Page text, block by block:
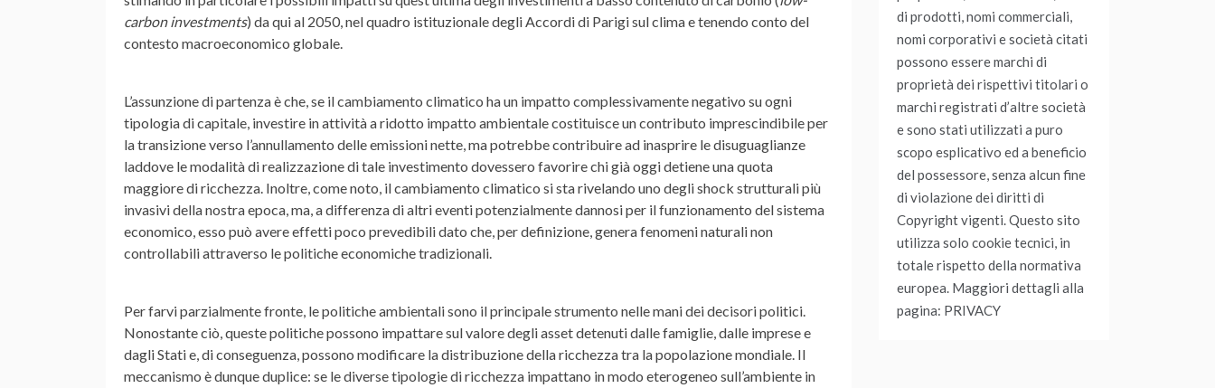
carbon investments) da qui al 2050, nel quadro istituzionale degli Accordi di Parigi sul clima e tenendo conto del
contesto macroeconomico globale.
L’assunzione di partenza è che, se il cambiamento climatico ha un impatto complessivamente negativo su ogni
tipologia di capitale, investire in attività a ridotto impatto ambientale costituisce un contributo imprescindibile per
la transizione verso l’annullamento delle emissioni nette, ma potrebbe contribuire ad inasprire le disuguaglianze
laddove le modalità di realizzazione di tale investimento dovessero favorire chi già oggi detiene una quota
maggiore di ricchezza. Inoltre, come noto, il cambiamento climatico si sta rivelando uno degli shock strutturali più
invasivi della nostra epoca, ma, a differenza di altri eventi potenzialmente dannosi per il funzionamento del sistema
economico, esso può avere effetti poco prevedibili dato che, per definizione, genera fenomeni naturali non
controllabili attraverso le politiche economiche tradizionali.
Per farvi parzialmente fronte, le politiche ambientali sono il principale strumento nelle mani dei decisori politici.
Nonostante ciò, queste politiche possono impattare sul valore degli asset detenuti dalle famiglie, dalle imprese e
dagli Stati e, di conseguenza, possono modificare la distribuzione della ricchezza tra la popolazione mondiale. Il
meccanismo è dunque duplice: se le diverse tipologie di ricchezza impattano in modo eterogeneo sull’ambiente in
di prodotti, nomi commerciali,
nomi corporativi e società citati
possono essere marchi di
proprietà dei rispettivi titolari o
marchi registrati d’altre società
e sono stati utilizzati a puro
scopo esplicativo ed a beneficio
del possessore, senza alcun fine
di violazione dei diritti di
Copyright vigenti. Questo sito
utilizza solo cookie tecnici, in
totale rispetto della normativa
europea. Maggiori dettagli alla
pagina: PRIVACY